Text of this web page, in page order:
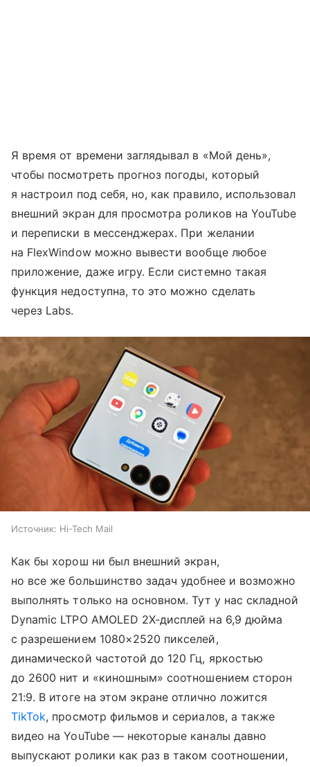
Я время от времени заглядывал в «Мой день»,
чтобы посмотреть прогноз погоды, который
я настроил под себя, но, как правило, использовал
внешний экран для просмотра роликов на YouTube
и переписки в мессенджерах. При желании
на FlexWindow можно вывести вообще любое
приложение, даже игру. Если системно такая
функция недоступна, то это можно сделать
через Labs.
Источник: Hi-Tech Mail
Как бы хорош ни был внешний экран,
но все же большинство задач удобнее и возможно
выполнять только на основном. Тут у нас складной
Dynamic LTPO AMOLED 2X-дисплей на 6,9 дюйма
с разрешением 1080×2520 пикселей,
динамической частотой до 120 Гц, яркостью
до 2600 нит и «киношным» соотношением сторон
21:9. В итоге на этом экране отлично ложится
TikTok, просмотр фильмов и сериалов, а также
видео на YouTube — некоторые каналы давно
выпускают ролики как раз в таком соотношении,